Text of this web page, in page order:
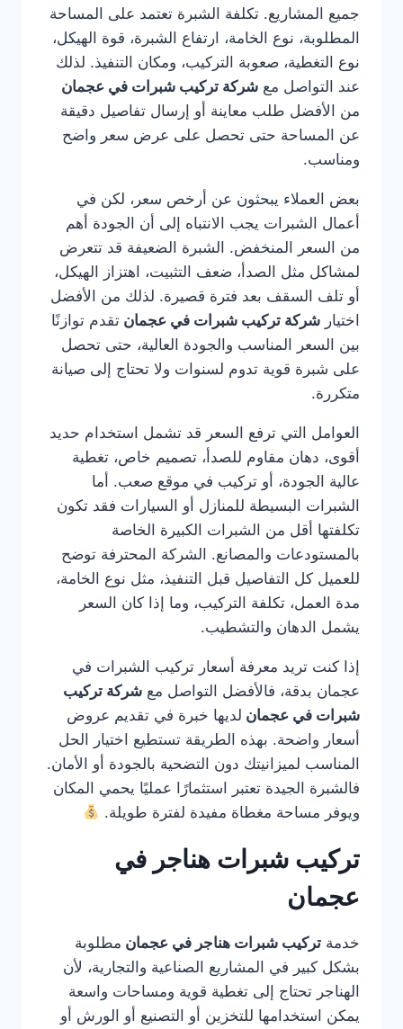
جميع المشاريع. تكلفة الشبرة تعتمد على المساحة
المطلوبة، نوع الخامة، ارتفاع الشبرة، قوة الهيكل،
نوع التغطية، صعوبة التركيب، ومكان التنفيذ. لذلك
عند التواصل مع شركة تركيب شبرات في عجمان
من الأفضل طلب معاينة أو إرسال تفاصيل دقيقة
عن المساحة حتى تحصل على عرض سعر واضح
ومناسب.
بعض العملاء يبحثون عن أرخص سعر، لكن في
أعمال الشبرات يجب الانتباه إلى أن الجودة أهم
من السعر المنخفض. الشبرة الضعيفة قد تتعرض
لمشاكل مثل الصدأ، ضعف التثبيت، اهتزاز الهيكل،
أو تلف السقف بعد فترة قصيرة. لذلك من الأفضل
اختيار شركة تركيب شبرات في عجمان تقدم توازنًا
بين السعر المناسب والجودة العالية، حتى تحصل
على شبرة قوية تدوم لسنوات ولا تحتاج إلى صيانة
متكررة.
العوامل التي ترفع السعر قد تشمل استخدام حديد
أقوى، دهان مقاوم للصدأ، تصميم خاص، تغطية
عالية الجودة، أو تركيب في موقع صعب. أما
الشبرات البسيطة للمنازل أو السيارات فقد تكون
تكلفتها أقل من الشبرات الكبيرة الخاصة
بالمستودعات والمصانع. الشركة المحترفة توضح
للعميل كل التفاصيل قبل التنفيذ، مثل نوع الخامة،
مدة العمل، تكلفة التركيب، وما إذا كان السعر
يشمل الدهان والتشطيب.
إذا كنت تريد معرفة أسعار تركيب الشبرات في
عجمان بدقة، فالأفضل التواصل مع شركة تركيب
شبرات في عجمان لديها خبرة في تقديم عروض
أسعار واضحة. بهذه الطريقة تستطيع اختيار الحل
المناسب لميزانيتك دون التضحية بالجودة أو الأمان.
فالشبرة الجيدة تعتبر استثمارًا عمليًا يحمي المكان
ويوفر مساحة مغطاة مفيدة لفترة طويلة.
تركيب شبرات هناجر في
عجمان
خدمة تركيب شبرات هناجر في عجمان مطلوبة
بشكل كبير في المشاريع الصناعية والتجارية، لأن
الهناجر تحتاج إلى تغطية قوية ومساحات واسعة
يمكن استخدامها للتخزين أو التصنيع أو الورش أو